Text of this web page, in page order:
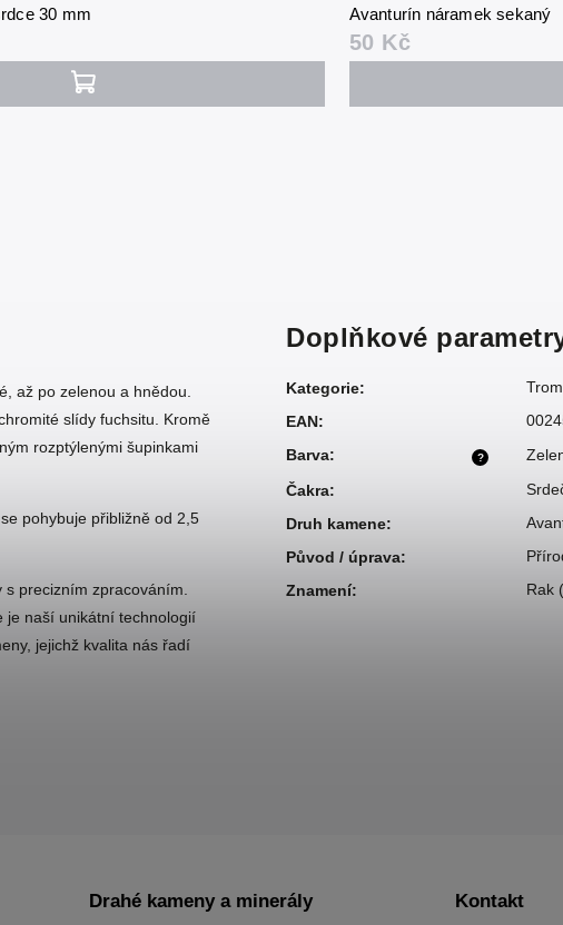
30 mm Avanturín náramek sekaný
50 Kč
až po zelenou a hnědou.
slídy fuchsitu. Kromě
rozptýlenými šupinkami
pohybuje přibližně od 2,5
s precizním zpracováním.
je naší unikátní technologií
jejichž kvalita nás řadí
Doplňkové
Kategorie:
EAN:
?
Barva:
Čakra:
Druh kamene:
Původ / úprava:
Znamení: Rak
Drahé kameny a minerály Kontakt